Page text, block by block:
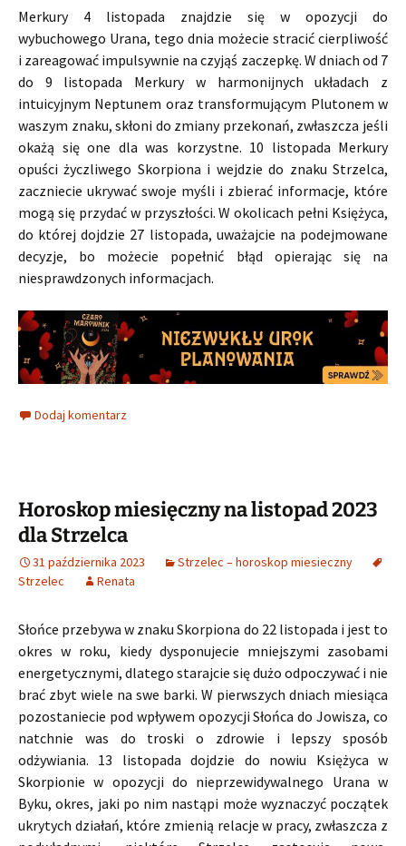
Merkury 4 listopada znajdzie się w opozycji do
wybuchowego Urana, tego dnia możecie stracić cierpliwość
i zareagować impulsywnie na czyjąś zaczepkę. W dniach od 7
do 9 listopada Merkury w harmonijnych układach z
intuicyjnym Neptunem oraz transformującym Plutonem w
waszym znaku, skłoni do zmiany przekonań, zwłaszcza jeśli
okażą się one dla was korzystne. 10 listopada Merkury
opuści życzliwego Skorpiona i wejdzie do znaku Strzelca,
zaczniecie ukrywać swoje myśli i zbierać informacje, które
mogą się przydać w przyszłości. W okolicach pełni Księżyca,
do której dojdzie 27 listopada, uważajcie na podejmowane
decyzje, bo możecie popełnić błąd opierając się na
niesprawdzonych informacjach.
Dodaj komentarz
Horoskop miesięczny na listopad 2023
dla Strzelca
31 października 2023
Strzelec – horoskop miesieczny
Strzelec
Renata
Słońce przebywa w znaku Skorpiona do 22 listopada i jest to
okres w roku, kiedy dysponujecie mniejszymi zasobami
energetycznymi, dlatego starajcie się dużo odpoczywać i nie
brać zbyt wiele na swe barki. W pierwszych dniach miesiąca
pozostaniecie pod wpływem opozycji Słońca do Jowisza, co
natchnie was do troski o zdrowie i lepszy sposób
odżywiania. 13 listopada dojdzie do nowiu Księżyca w
Skorpionie w opozycji do nieprzewidywalnego Urana w
Byku, okres, jaki po nim nastąpi może wyznaczyć początek
ukrytych działań, które zmienią relacje w pracy, zwłaszcza z